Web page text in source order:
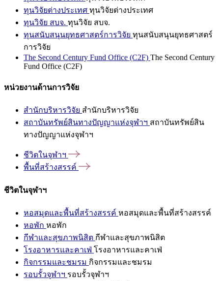
ทุนวิจัยต่างประเทศ ทุนวิจัยต่างประเทศ
ทุนวิจัย สบจ. ทุนวิจัย สบจ.
ทุนสนับสนุนยุทธศาสตร์การวิจัย ทุนสนับสนุนยุทธศาสตร์
การวิจัย
The Second Century Fund Office (C2F) The Second Century
Fund Office (C2F)
หน่วยงานด้านการวิจัย
สำนักบริหารวิจัย สำนักบริหารวิจัย
สถาบันทรัพย์สินทางปัญญาแห่งจุฬาฯ สถาบันทรัพย์สิน
ทางปัญญาแห่งจุฬาฯ
ชีวิตในจุฬาฯ
พื้นที่สร้างสรรค์
ชีวิตในจุฬาฯ
หอสมุดและพื้นที่สร้างสรรค์ หอสมุดและพื้นที่สร้างสรรค์
หอพัก หอพัก
กีฬาและสุขภาพนิสิต กีฬาและสุขภาพนิสิต
โรงอาหารและคาเฟ่ โรงอาหารและคาเฟ่
กิจกรรมและชมรม กิจกรรมและชมรม
รอบรั้วจุฬาฯ รอบรั้วจุฬาฯ